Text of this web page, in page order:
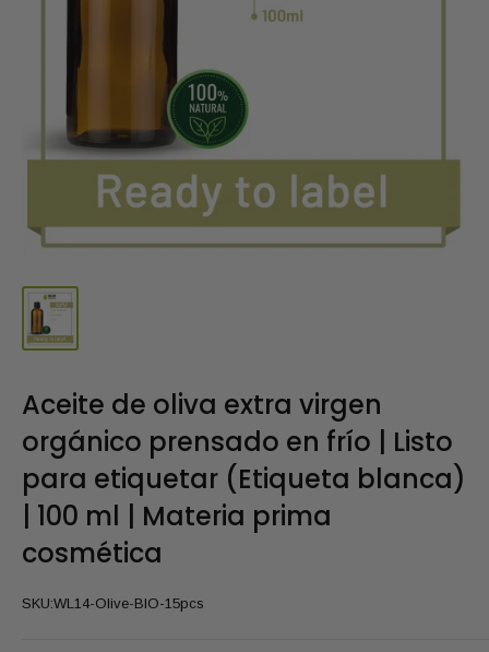
Aceite de oliva extra virgen
orgánico prensado en frío | Listo
para etiquetar (Etiqueta blanca)
| 100 ml | Materia prima
cosmética
SKU:WL14-Olive-BIO-15pcs